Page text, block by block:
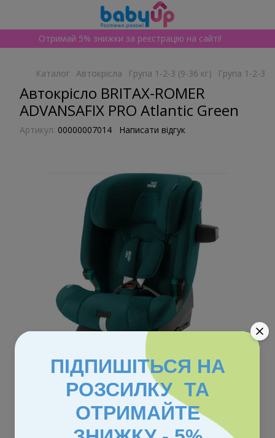
Отримай 5% знижки за реєстрацію на сайті!
Каталог Автокрісла Група 1-2-3 (9-36 кг) Група 1-2-3
Автокрісло BRITAX-ROMER
ADVANSAFIX PRO Atlantic Green
Артикул: 00000007014 Написати відгук
ПІДПИШІТЬСЯ НА
РОЗСИЛКУ ТА
ОТРИМАЙТЕ